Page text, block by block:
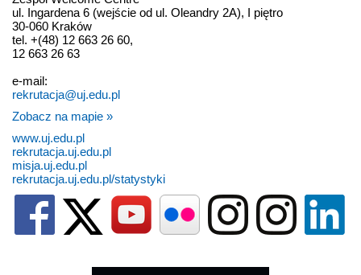
ul. Ingardena 6 (wejście od ul. Oleandry 2A), I piętro
30-060 Kraków
tel. +(48) 12 663 26 60,
12 663 26 63
e-mail:
rekrutacja@uj.edu.pl
Zobacz na mapie »
www.uj.edu.pl
rekrutacja.uj.edu.pl
misja.uj.edu.pl
rekrutacja.uj.edu.pl/statystyki